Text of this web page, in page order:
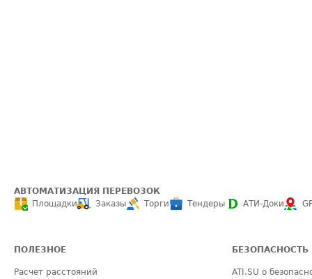
АВТОМАТИЗАЦИЯ ПЕРЕВОЗОК
Площадки
Заказы Торги Тендеры АТИ-Доки
ПОЛЕЗНОЕ
Расчет расстояний
БЕЗОПАСНОСТЬ
ATI.SU о